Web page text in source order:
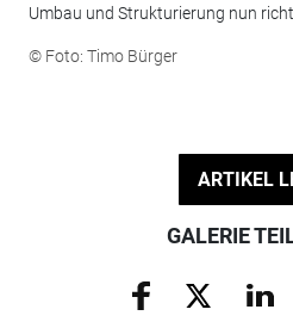
Umbau und Strukturierung nun
© Foto: Timo Bürger
ARTIKEL
GALERIE